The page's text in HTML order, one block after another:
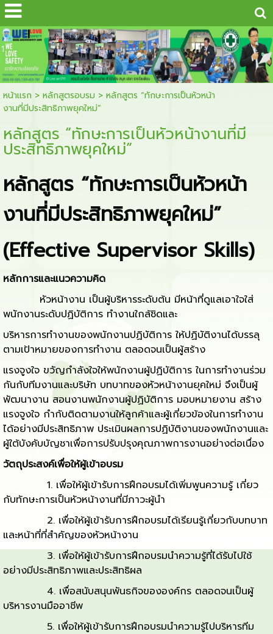
...
1
หน้าแรก > หลักสูตรอบรม > หลักสูตร “ทักษะการเป็นหัวหน้า
งานที่มีประสิทธิภาพยุคใหม่”
หลักสูตร “ทักษะการเป็นหัวหน้างานที่มี
ประสิทธิภาพยุคใหม่”
หลักสูตร “ทักษะการเป็นหัวหน้า
งานที่มีประสิทธิภาพยุคใหม่”
(Effective Supervisor Skills)
หลักการและแนวความคิด
หัวหน้างาน เป็นผู้บริหารระดับต้น มีหน้าที่ดูแลเอาใจใส่
พนักงานระดับปฏิบัติการ ทำงานใกล้ชิดและ
บริหารการทำงานของพนักงานปฏิบัติการ ให้ปฏิบัติงานได้บรรลุ
ตามเป้าหมายของการทำงาน ตลอดจนเป็นผู้สร้าง
แรงจูงใจ ขวัญกำลังใจให้พนักงานผู้ปฏิบัติการ ในการทำงานร่วม
กันกับทีมงานและบริษัท บทบาทของหัวหน้างานยุคใหม่ จึงเป็นผู้
พัฒนางาน สอนงานพนักงานผู้ปฏิบัติการ มอบหมายงาน สร้าง
แรงจูงใจ กำกับติดตามงานให้ลูกค้าและผู้เกี่ยวข้องในการทำงาน
ได้อย่างมีประสิทธิภาพ ประเมินผลการปฏิบัติงานของพนักงานและ
ผู้ใต้บังคับบัญชาเพื่อการปรับปรุงคุณภาพการงานอย่างต่อเนื่อง
วัตถุประสงค์เพื่อให้ผู้เข้าอบรม
1. เพื่อให้ผู้เข้ารับการฝึกอบรมได้เพิ่มพูนความรู้ เกี่ยว
กับทักษะการเป็นหัวหน้างานที่มีภาวะผู้นำ
2. เพื่อให้ผู้เข้ารับการฝึกอบรมได้เรียนรู้เกี่ยวกับบทบาท
และหน้าที่ที่สำคัญของหัวหน้างาน
3. เพื่อให้ผู้เข้ารับการฝึกอบรมนำความรู้ที่ได้รับไปใช้
อย่างมีประสิทธิภาพและประสิทธิผล
4. เพื่อสนับสนุนพันธกิจขององค์กร ตลอดจนเป็นผู้
บริหารงานมืออาชีพ
5. เพื่อให้ผู้เข้ารับการฝึกอบรมนำความรู้ไปบริหารทีม